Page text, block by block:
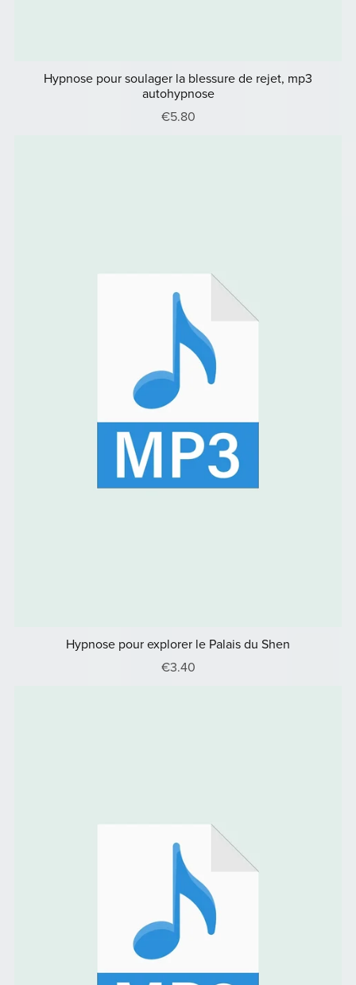
Hypnose pour soulager la blessure de rejet, mp3
autohypnose
€5.80
Hypnose pour explorer le Palais du Shen
€3.40